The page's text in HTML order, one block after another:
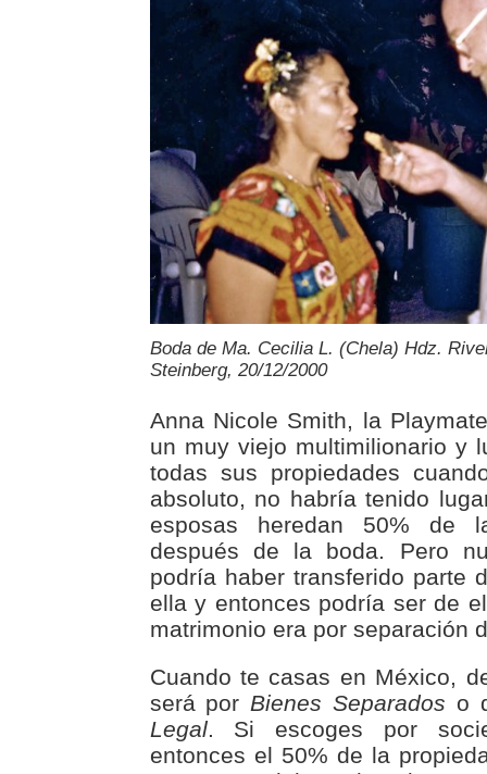
Boda de Ma. Cecilia L. (Chela) Hdz.
Steinberg, 20/12/2000
Anna Nicole Smith, la
un muy viejo multimilionario y
todas sus propiedades
absoluto, no habría tenido
esposas heredan 50% de
después de la boda. Pero
podría haber transferido parte
ella y entonces podría ser de
matrimonio era por separación
Cuando te casas en México,
será por Bienes Separados o
Legal. Si escoges por
entonces el 50% de la